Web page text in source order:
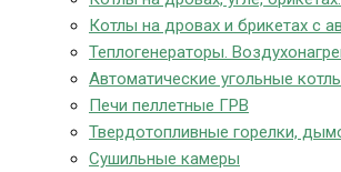
Котлы на дровах и брикетах с
Теплогенераторы.
Автоматические угольные
Печи пеллетные ГРВ
Твердотопливные горелки,
Сушильные камеры